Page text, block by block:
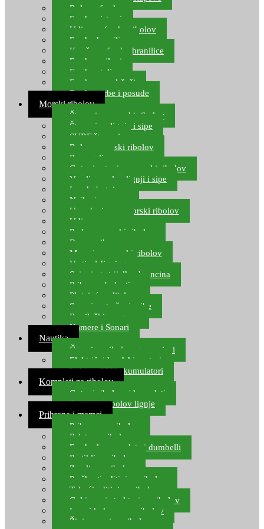
Role za feeder
Feeder sistemi
Udice za feeder ribolov
Feeder hranilice
Kopče za feeder hranilice
Feeder najloni
Feeder stolice
Feeder arm držači
Feeder torbe i posude
Morski ribolov
Štapovi za morski ribolov
Štapovi za lignje i sipe
SURF štapovi
Role za morski ribolov
Parangali
Gotovi setovi za morski ribolov
Varalice za lov lignji i sipe
Lov hobotnice
Najloni za more
Upredenice za morski ribolov
Udice za more
Perle za morski ribolov
Brum prihrana za more
Mamci za morski ribolov
Vertical Jigging
Spinning strijelke, brancina
Pribor za bolentino
Plutajuća odijela
Sonari za traženje ribe
Ronilački program
Kamere i Sonari
Nautika
Čamci za ribolov, gumenjaci
Električni brodski motori
Lithium ION akumulatori
Kompleti za ribolov
Gotovi ribolovni kompleti
Setovi za ribolov lignje
Prihrana i mamci
Prihrana za ribolov
Pelete za ribolov
Feeder lovne pelete i dumbelli
Partikli za ribolov
Zemlja za ribolov
Praškasti aditivi za ribolov
Tekući aditivi za ribolov
Gel i sprej atraktori za ribolov
Lovni kukuruz za ribolov
Živi mamci za ribolov